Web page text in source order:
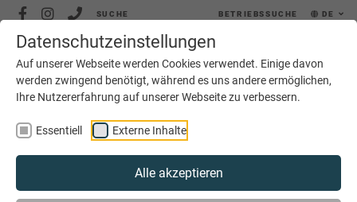
Datenschutzeinstellungen
Auf unserer Webseite werden Cookies verwendet. Einige davon
werden zwingend benötigt, während es uns andere ermöglichen,
Ihre Nutzererfahrung auf unserer Webseite zu verbessern.
Essentiell Externe Inhalte
Alle akzeptieren
SUCHE BETRIEBSSUCHE DE
MENÜ